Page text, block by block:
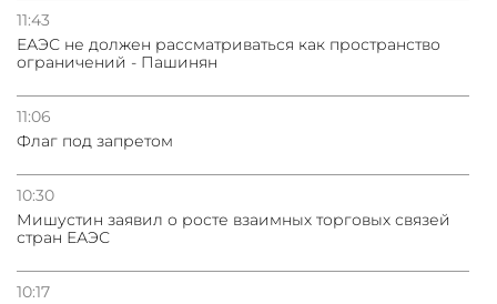
11:43
ЕАЭС не должен рассматриваться как пространство
ограничений - Пашинян
11:06
Флаг под запретом
10:30
Мишустин заявил о росте взаимных торговых связей
стран ЕАЭС
10:17